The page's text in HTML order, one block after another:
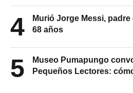
4
Murió Jorge Messi,
68 años
5
Museo Pumapungo
Pequeños Lectores: